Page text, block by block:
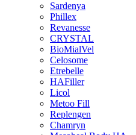
Sardenya
Phillex
Revanesse
CRYSTAL
BioMialVel
Celosome
Etrebelle
HAFiller
Licol
Metoo Fill
Replengen
Chamryn